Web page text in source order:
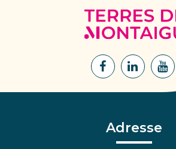
Lien
Facebook
Lien
Lien
Adresse